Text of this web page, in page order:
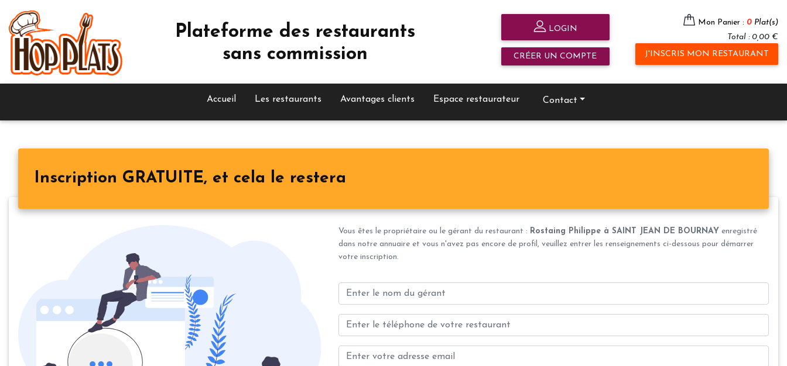
Plateforme des restaurants
sans commission
LOGIN
CRÉER UN COMPTE
Mon Panier : 0 Plat(s)
Total : 0,00 €
J'INSCRIS MON RESTAURANT
Accueil Les restaurants Avantages clients Espace restaurateur Contact
Inscription GRATUITE, et cela le restera
Vous êtes le propriétaire ou le gérant du restaurant : Rostaing Philippe à SAINT JEAN DE BOURNAY enregistré
dans notre annuaire et vous n'avez pas encore de profil, veuillez entrer les renseignements ci-dessous pour démarrer
votre inscription.